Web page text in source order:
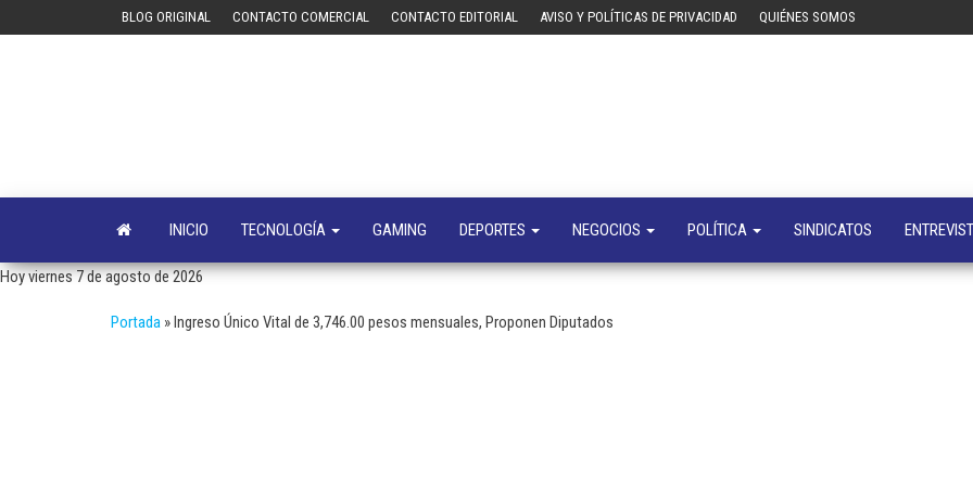
BLOG ORIGINAL CONTACTO COMERCIAL CONTACTO EDITORIAL AVISO Y POLÍTICAS DE PRIVACIDAD QUIÉNES SOMOS
negocios
INICIO TECNOLOGÍA GAMING DEPORTES NEGOCIOS POLÍTICA SINDICATOS
Hoy viernes 7 de agosto de 2026
Portada »Ingreso Único Vital de 3,746.00 pesos mensuales, Proponen Diputados